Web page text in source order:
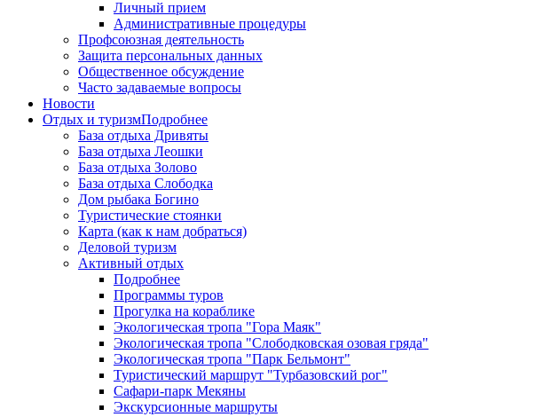
Личный прием
Административные процедуры
Профсоюзная деятельность
Защита персональных данных
Общественное обсуждение
Часто задаваемые вопросы
Новости
Отдых и туризмПодробнее
База отдыха Дривяты
База отдыха Леошки
База отдыха Золово
База отдыха Слободка
Дом рыбака Богино
Туристические стоянки
Карта (как к нам добраться)
Деловой туризм
Активный отдых
Подробнее
Программы туров
Прогулка на кораблике
Экологическая тропа "Гора Маяк"
Экологическая тропа "Слободковская озовая гряда"
Экологическая тропа "Парк Бельмонт"
Туристический маршрут "Турбазовский рог"
Сафари-парк Мекяны
Экскурсионные маршруты